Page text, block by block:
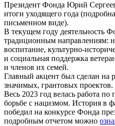
Президент Фонда Юрий
итоги уходящего года
письменном виде).
В текущем году деятельность
традиционным направлениям:
воспитание, культурно-
и социальная поддержка
и членов их семей.
Главный акцент был сделан на
значимых, грантовых проектов.
Весь 2023 год велась работа
борьбе с нацизмом. История в
победил на конкурсе Фонда
подробным отчетом можно